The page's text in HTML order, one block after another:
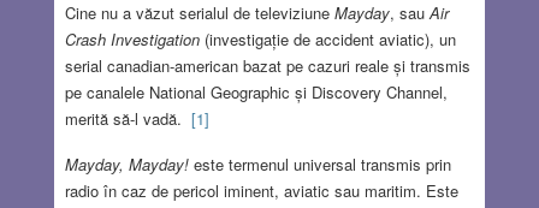
Cine nu a văzut serialul de televiziune Mayday, sauAir
Crash Investigation(investigație de accident aviatic), un
serial canadian-american bazat pe cazuri reale și transmis
pe canalele National Geographic și Discovery Channel,
merită să-l vadă. [1]
Mayday, Mayday!este termenul universal transmis prin
radio în caz de pericol iminent, aviatic sau maritim. Este